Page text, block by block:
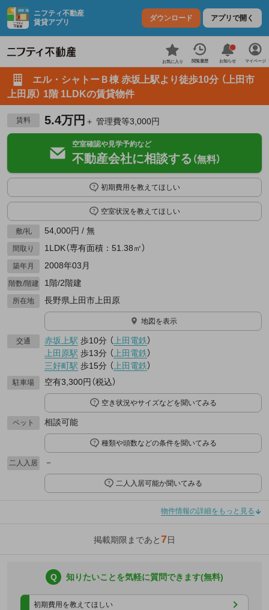
ニフティ不動産
賃貸アプリ
ダウンロード アプリで開く
お気に入り 閲覧履歴 お知らせ マイページ
エル・シャトーＢ棟 赤坂上駅より徒歩10分 （上田市
上田原） 1階 1LDKの賃貸物件
賃料 5.4万円 ＋ 管理費等3,000円
空室確認や見学予約など
不動産会社に相談する （無料）
初期費用を教えてほしい
空室状況を教えてほしい
敷/礼 54,000円 / 無
間取り 1LDK（専有面積：51.38㎡）
築年月 2008年03月
階数/階建 1階/2階建
所在地 長野県上田市上田原
地図を表示
交通 赤坂上駅 歩10分 （ 上田電鉄）
上田原駅 歩13分 （ 上田電鉄）
三好町駅 歩15分 （ 上田電鉄）
駐車場 空有3,300円（税込）
空き状況やサイズなどを聞いてみる
ペット 相談可能
種類や頭数などの条件を聞いてみる
二人入居 －
二人入居可能か聞いてみる
物件情報の詳細をもっと見る
掲載期限まであと7日
Q 知りたいことを気軽に質問できます(無料)
初期費用を教えてほしい